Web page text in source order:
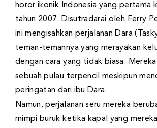
horor ikonik Indonesia yang pertama
tahun 2007. Disutradarai oleh Ferry
ini mengisahkan perjalanan Dara
teman-temannya yang merayakan
dengan cara yang tidak biasa.
sebuah pulau terpencil meskipun
peringatan dari ibu Dara.
Namun, perjalanan seru mereka
mimpi buruk ketika kapal yang